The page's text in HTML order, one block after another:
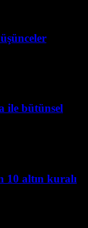
ile bütünsel
10 altın kuralı